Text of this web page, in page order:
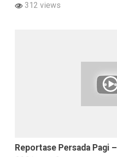
312 views
Reportase Persada Pagi